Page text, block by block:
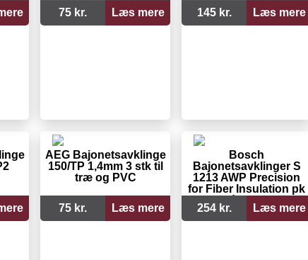
75 kr.
Læs mere 145 kr. Læs mere
AEG Bajonetsavklinge
150/TP 1,4mm 3 stk til
træ og PVC
75 kr. Læs mere
Bosch
Bajonetsavklinger S
1213 AWP Precision
for Fiber Insulation pk
254 kr. Læs mere